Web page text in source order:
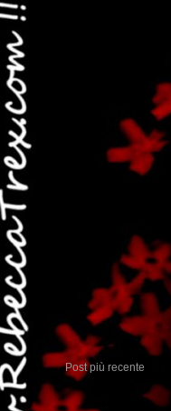
Post più recente